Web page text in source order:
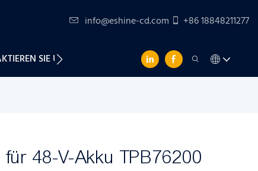
info@eshine-cd.com +86 18848211277
SIE UNS
48-V-Akku TPB76200